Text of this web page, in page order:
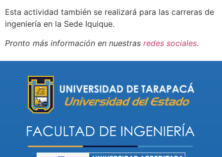
Esta actividad también se realizará para las carreras de
ingeniería en la Sede Iquique.
Pronto más información en nuestras redes sociales.